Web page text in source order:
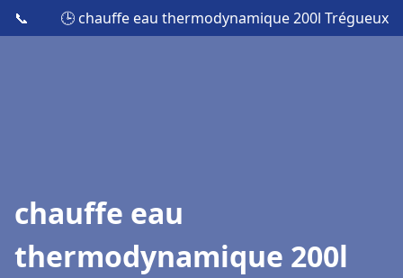
📞 🕒 chauffe eau thermodynamique 200l Trégueux
chauffe eau
thermodynamique 200l